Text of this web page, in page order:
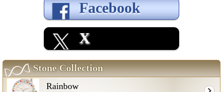
Facebook
X
Stone Collection
Rainbow